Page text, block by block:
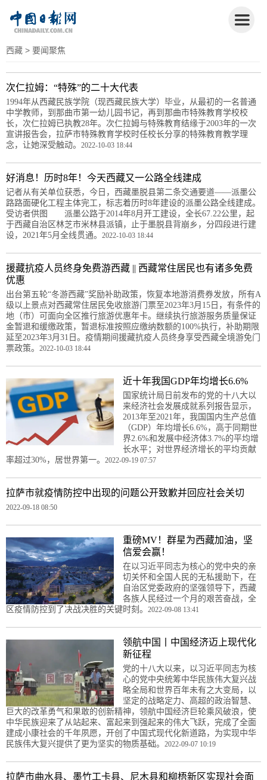
西藏 > 要闻聚焦
次仁拉姆：“特殊”的二十大代表
1994年从西藏民族学院（现西藏民族大学）毕业，从最初的一名普通
中学教师，到那曲市第一幼儿园书记，再到那曲市特殊教育学校校
长，次仁拉姆已执教28年。次仁拉姆与特殊教育结缘于2003年的一次
宣讲报告会，拉萨市特殊教育学校时任校长分享的特殊教育教学理
念，让她深受触动。 2022-10-03 18:44
好消息！历时8年！今天西藏又一公路全线建成
记者从有关单位获悉，今日，西藏墨脱县第二条交通要道——派墨公
路路面硬化工程主体完工，标志着历时8年建设的派墨公路全线建成。
受访者供图 派墨公路于2014年8月开工建设，全长67.22公里，起
于西藏自治区林芝市米林县派镇，止于墨脱县背崩乡，分四段进行建
设，2021年5月全线贯通。 2022-10-03 18:44
援藏抗疫人员终身免费游西藏 || 西藏常住居民也有诸多免费
优惠
出台第五轮“冬游西藏”奖励补助政策，恢复本地游消费券发放，所有A
级以上景点对西藏常住居民免收旅游门票至2023年3月15日，有条件的
地（市）可面向全区推行旅游优惠年卡。继续执行旅游服务质量保证
金暂退和缓缴政策，暂退标准按照应缴纳数额的100%执行，补助期限
延至2023年3月31日。疫情期间援藏抗疫人员终身享受西藏全境游免门
票政策。 2022-10-03 18:44
近十年我国GDP年均增长6.6%
国家统计局日前发布的党的十八大以
来经济社会发展成就系列报告显示，
2013年至2021年，我国国内生产总值
（GDP）年均增长6.6%，高于同期世
界2.6%和发展中经济体3.7%的平均增
长水平；对世界经济增长的平均贡献
率超过30%，居世界第一。 2022-09-19 07:57
拉萨市就疫情防控中出现的问题公开致歉并回应社会关切
2022-09-18 08:50
重磅MV！群星为西藏加油，坚
信爱会赢！
在以习近平同志为核心的党中央的亲
切关怀和全国人民的无私援助下，在
自治区党委政府的坚强领导下，西藏
各族人民经过一个月的艰苦奋战，全
区疫情防控到了决战决胜的关键时刻。 2022-09-08 13:41
领航中国丨中国经济迈上现代化
新征程
党的十八大以来，以习近平同志为核
心的党中央统筹中华民族伟大复兴战
略全局和世界百年未有之大变局，以
坚定的战略定力、高超的政治智慧、
巨大的改革勇气和果敢的创新精神，领航中国经济巨轮乘风破浪，使
中华民族迎来了从站起来、富起来到强起来的伟大飞跃，完成了全面
建成小康社会的千年夙愿，开创了中国式现代化新道路，为实现中华
民族伟大复兴提供了更为坚实的物质基础。 2022-09-07 10:19
拉萨市曲水县、墨竹工卡县、尼木县和柳梧新区实现社会面